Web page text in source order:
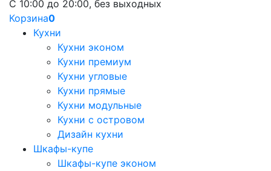
С 10:00 до 20:00, без выходных
Корзина0
Кухни
Кухни эконом
Кухни премиум
Кухни угловые
Кухни прямые
Кухни модульные
Кухни с островом
Дизайн кухни
Шкафы-купе
Шкафы-купе эконом